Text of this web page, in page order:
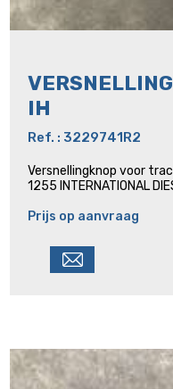
IH
Ref. : 3229741R2
Versnellingknop voor
1255 INTERNATIONAL
Prijs op aanvraag